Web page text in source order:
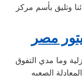
وتليق بأسم مركز
مصر
وما مدي التفوق
الصعبه